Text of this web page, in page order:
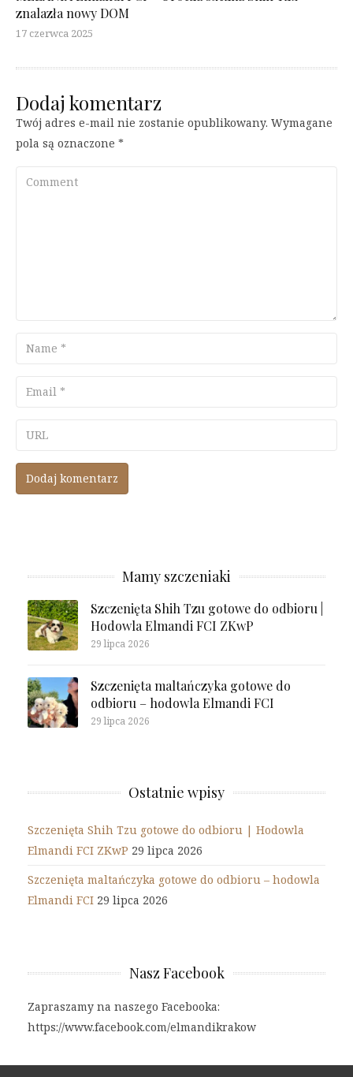
znalazła nowy DOM
17 czerwca 2025
Dodaj komentarz
Twój adres e-mail nie zostanie opublikowany. Wymagane
pola są oznaczone *
Comment
Name
Email
URL
Mamy szczeniaki
Szczenięta Shih Tzu gotowe do odbioru |
Hodowla Elmandi FCI ZKwP
29 lipca 2026
Szczenięta maltańczyka gotowe do
odbioru – hodowla Elmandi FCI
29 lipca 2026
Ostatnie wpisy
Szczenięta Shih Tzu gotowe do odbioru | Hodowla
Elmandi FCI ZKwP 29 lipca 2026
Szczenięta maltańczyka gotowe do odbioru – hodowla
Elmandi FCI 29 lipca 2026
Nasz Facebook
Zapraszamy na naszego Facebooka:
https://www.facebook.com/elmandikrakow